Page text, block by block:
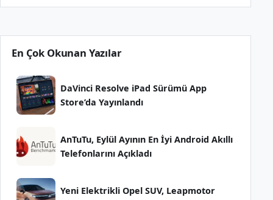
En Çok Okunan Yazılar
DaVinci Resolve iPad Sürümü App
Store’da Yayınlandı
AnTuTu, Eylül Ayının En İyi Android Akıllı
Telefonlarını Açıkladı
Yeni Elektrikli Opel SUV, Leapmotor